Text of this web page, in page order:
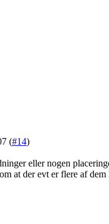
(#14)
eller nogen
at der evt er flere af